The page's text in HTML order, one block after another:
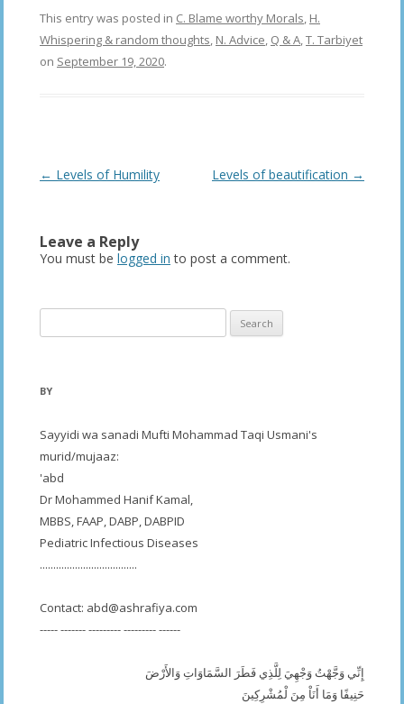
This entry was posted in C. Blame worthy Morals, H.
Whispering & random thoughts, N. Advice, Q & A,T. Tarbiyet
on September 19, 2020.
Post
← Levels of Humility Levels of beautification →
Leave a Reply
You must be logged in to post a comment.
for:
BY
Sayyidi wa sanadi Mufti Mohammad Taqi Usmani's
murid/mujaaz:
'abd
Dr Mohammed Hanif Kamal,
MBBS, FAAP, DABP, DABPID
Pediatric Infectious Diseases
....................................
Contact: abd@ashrafiya.com
----- ------- --------- --------- ------
إِنِّي وَجَّهْتُ وَجْهِيَ لِلَّذِي فَطَرَ السَّمَاوَاتِ وَالأَرْضَ
حَنِيفًا وَمَا أَنَاْ مِنَ لْمُشْرِكِينَ